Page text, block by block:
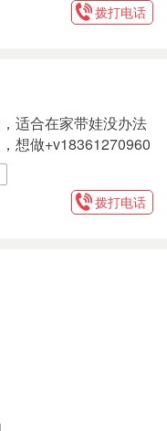
拨打电话
适合在家带娃没办法
想做+v18361270960
拨打电话